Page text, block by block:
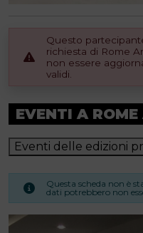
Questo
richiesta di Rome
non essere
validi.
EVENTI A
Eventi delle edizioni
Questa scheda non è
dati potrebbero non